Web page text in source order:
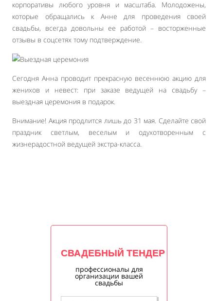
корпоративы любого уровня и масштаба. Молодожены,
которые обращались к Анне для проведения своей
свадьбы, всегда довольны ее работой – восторженные
отзывы в соцсетях тому подтверждение.
Сегодня Анна проводит прекрасную весеннюю акцию для
женихов и невест: при заказе ведущей на свадьбу –
выездная церемония в подарок.
Внимание! Акция продлится лишь до 31 мая. Сделайте свой
праздник светлым, веселым и одухотворенным с
жизнерадостной ведущей экстра-класса.
СВАДЕБНЫЙ ТЕНДЕР
профессионалы для
организации вашей
свадьбы